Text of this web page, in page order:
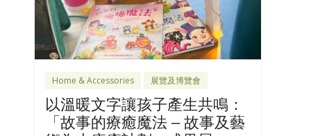
Home & Accessories 展覽及博覽會
以溫暖文字讓孩子產生共鳴：
「故事的療癒魔法 – 故事及藝